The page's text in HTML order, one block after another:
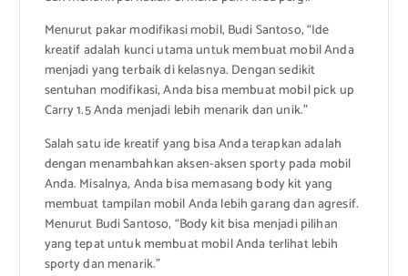
Menurut pakar modifikasi mobil, Budi Santoso, “Ide
kreatif adalah kunci utama untuk membuat mobil Anda
menjadi yang terbaik di kelasnya. Dengan sedikit
sentuhan modifikasi, Anda bisa membuat mobil pick up
Carry 1.5 Anda menjadi lebih menarik dan unik.”
Salah satu ide kreatif yang bisa Anda terapkan adalah
dengan menambahkan aksen-aksen sporty pada mobil
Anda. Misalnya, Anda bisa memasang body kit yang
membuat tampilan mobil Anda lebih garang dan agresif.
Menurut Budi Santoso, “Body kit bisa menjadi pilihan
yang tepat untuk membuat mobil Anda terlihat lebih
sporty dan menarik.”